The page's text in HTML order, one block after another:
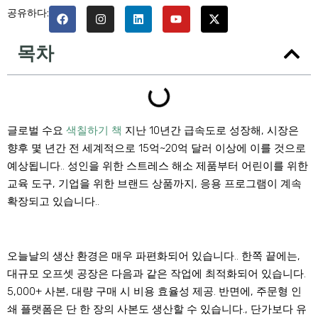
공유하다:
목차
글로벌 수요 색칠하기 책 지난 10년간 급속도로 성장해, 시장은
향후 몇 년간 전 세계적으로 15억~20억 달러 이상에 이를 것으로
예상됩니다.. 성인을 위한 스트레스 해소 제품부터 어린이를 위한
교육 도구, 기업을 위한 브랜드 상품까지, 응용 프로그램이 계속
확장되고 있습니다..
오늘날의 생산 환경은 매우 파편화되어 있습니다.. 한쪽 끝에는,
대규모 오프셋 공장은 다음과 같은 작업에 최적화되어 있습니다.
5,000+ 사본, 대량 구매 시 비용 효율성 제공. 반면에, 주문형 인
쇄 플랫폼은 단 한 장의 사본도 생산할 수 있습니다., 단가보다 유